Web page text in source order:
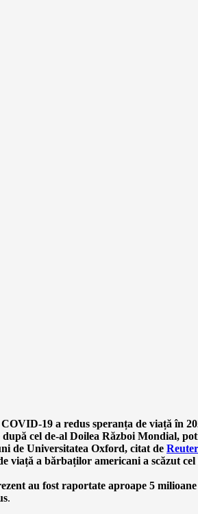
19 a redus speranța de viață în
după cel de-al Doilea Război Mondial,
de Universitatea Oxford, citat de
viață a bărbaților americani a scăzut
au fost raportate aproape 5 milioane
.